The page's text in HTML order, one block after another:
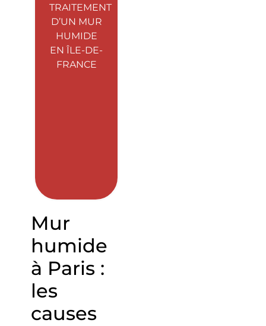
TRAITEMENT
D’UN MUR
HUMIDE
EN ÎLE-DE-
FRANCE
Mur
humide
à Paris :
les
causes